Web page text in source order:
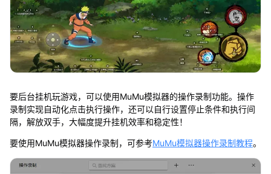
要后台挂机玩游戏，可以使用MuMu模拟器的操作录制功能。操作
录制实现自动化点击执行操作，还可以自行设置停止条件和执行间
隔，解放双手，大幅度提升挂机效率和稳定性！
要使用MuMu模拟器操作录制，可参考MuMu模拟器操作录制教程。